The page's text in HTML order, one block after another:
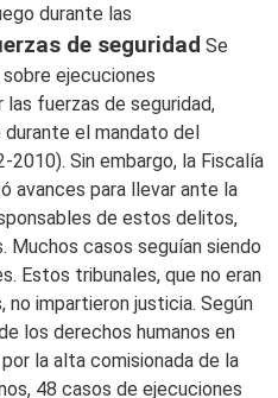
durante las
de seguridad Se
ejecuciones
fuerzas de seguridad,
durante el mandato del
Sin embargo, la Fiscalía
avances para llevar ante la
de estos delitos,
casos seguían siendo
Estos tribunales, que no eran
no impartieron justicia. Según
los derechos humanos en
la alta comisionada de la
48 casos de ejecuciones